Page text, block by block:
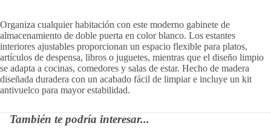
Organiza cualquier habitación con este moderno gabinete de
almacenamiento de doble puerta en color blanco. Los estantes
interiores ajustables proporcionan un espacio flexible para platos,
artículos de despensa, libros o juguetes, mientras que el diseño limpio
se adapta a cocinas, comedores y salas de estar. Hecho de madera
diseñada duradera con un acabado fácil de limpiar e incluye un kit
antivuelco para mayor estabilidad.
También te podría interesar...